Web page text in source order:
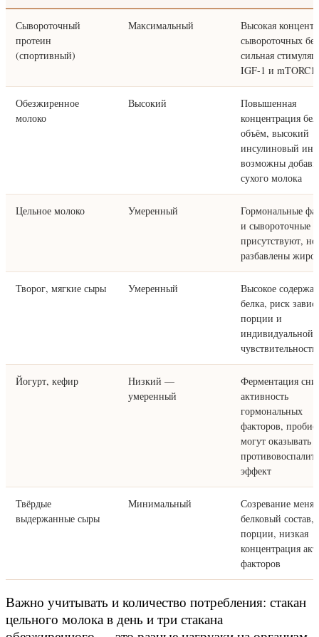
Сывороточный
протеин
(спортивный)
Максимальный
Высокая
сывороточных
сильная
IGF-1 и mTORC1
Обезжиренное
молоко
Высокий
Повышенная
концентрация
объём, высокий
инсулиновый
возможны
сухого молока
Цельное молоко Умеренный
Гормональные
и сывороточные
присутствуют, но
разбавлены
Творог, мягкие сыры Умеренный
Высокое
белка, риск
порции и
индивидуальной
чувствительности
Йогурт, кефир
Низкий —
умеренный
Ферментация
активность
гормональных
факторов,
могут оказывать
эффект
Твёрдые
выдержанные сыры
Минимальный
Созревание
белковый состав,
порции, низкая
концентрация
факторов
Важно учитывать и количество потребления: стакан
цельного молока в день и три стакана